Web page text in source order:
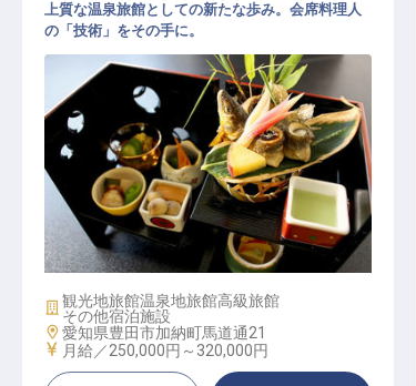
調理スタッフ（月額1万円単身寮）
上質な温泉旅館としての新たな歩み。会席料理人
の「技術」をその手に。
施設業態
観光地旅館温泉地旅館高級旅館
その他宿泊施設
勤務地
愛知県豊田市加納町馬道通21
給与
月給／250,000円～ 320,000円